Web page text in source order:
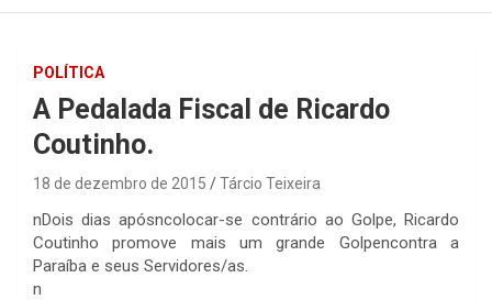
POLÍTICA
A Pedalada Fiscal de Ricardo
Coutinho.
18 de dezembro de 2015 Tárcio Teixeira
nDois dias apósncolocar-se contrário ao Golpe, Ricardo
Coutinho promove mais um grande Golpencontra a
Paraíba e seus Servidores/as.
n